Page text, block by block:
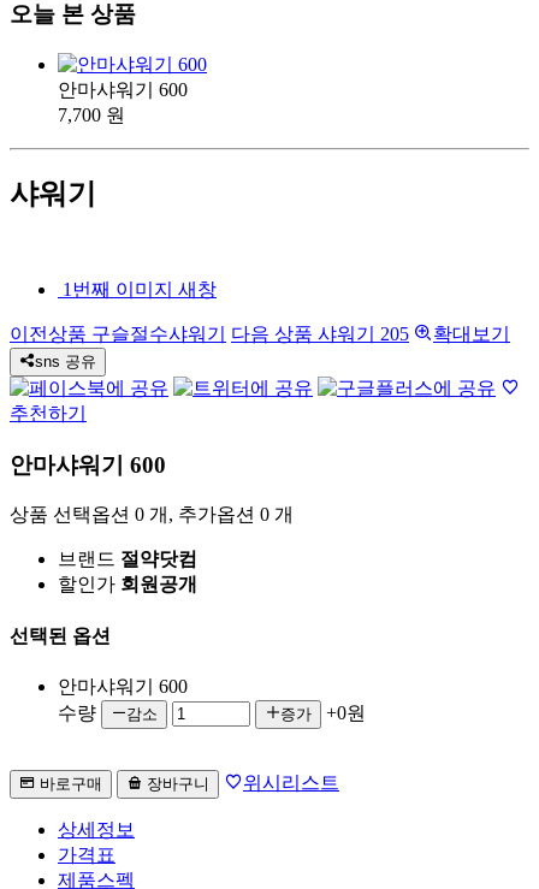
오늘 본 상품
안마샤워기 600
7,700 원
샤워기
1번째 이미지 새창
이전상품 구슬절수샤워기 다음 상품 샤워기 205 확대보기
sns 공유
추천하기
안마샤워기 600
상품 선택옵션 0 개, 추가옵션 0 개
브랜드 절약닷컴
할인가 회원공개
선택된 옵션
안마샤워기 600
수량
감소 증가 +0원
바로구매 장바구니 위시리스트
상세정보
가격표
제품스펙